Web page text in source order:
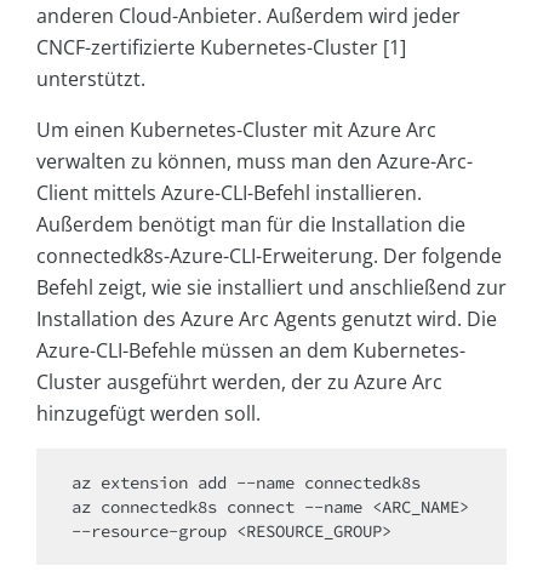
anderen Cloud-Anbieter. Außerdem wird jeder
CNCF-zertifizierte Kubernetes-Cluster [1]
unterstützt.
Um einen Kubernetes-Cluster mit Azure Arc
verwalten zu können, muss man den Azure-Arc-
Client mittels Azure-CLI-Befehl installieren.
Außerdem benötigt man für die Installation die
connectedk8s-Azure-CLI-Erweiterung. Der folgende
Befehl zeigt, wie sie installiert und anschließend zur
Installation des Azure Arc Agents genutzt wird. Die
Azure-CLI-Befehle müssen an dem Kubernetes-
Cluster ausgeführt werden, der zu Azure Arc
hinzugefügt werden soll.
az extension add --name connectedk8s
az connectedk8s connect --name <ARC_NAME>
--resource-group <RESOURCE_GROUP>